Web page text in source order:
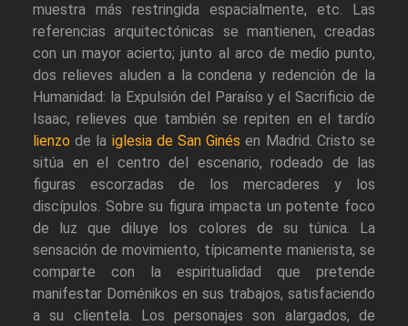
muestra más restringida espacialmente, etc. Las
referencias arquitectónicas se mantienen, creadas
con un mayor acierto; junto al arco de medio punto,
dos relieves aluden a la condena y redención de la
Humanidad: la Expulsión del Paraíso y el Sacrificio de
Isaac, relieves que también se repiten en el tardío
lienzo de la iglesia de San Ginés en Madrid. Cristo se
sitúa en el centro del escenario, rodeado de las
figuras escorzadas de los mercaderes y los
discípulos. Sobre su figura impacta un potente foco
de luz que diluye los colores de su túnica. La
sensación de movimiento, típicamente manierista, se
comparte con la espiritualidad que pretende
manifestar Doménikos en sus trabajos, satisfaciendo
a su clientela. Los personajes son alargados, de